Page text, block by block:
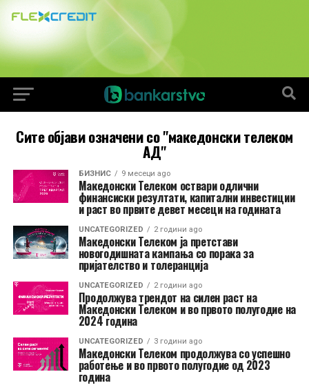
Сите објави означени со "македонски телеком
АД"
БИЗНИС 9 месеци ago
Македонски Телеком оствари одлични
финансиски резултати, капитални инвестиции
и раст во првите девет месеци на годината
UNCATEGORIZED 2 години ago
Македонски Телеком ја претстави
новогодишната кампања со порака за
пријателство и толеранција
UNCATEGORIZED 2 години ago
Продолжува трендот на силен раст на
Македонски Телеком и во првoто полугодие на
2024 година
UNCATEGORIZED 3 години ago
Македонски Телеком продолжува со успешно
работење и во првото полугодие од 2023
година